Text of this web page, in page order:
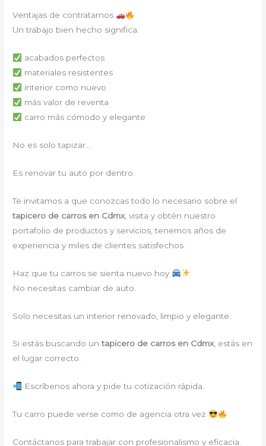
Ventajas de contratarnos
Un trabajo bien hecho significa:
acabados perfectos
materiales resistentes
interior como nuevo
más valor de reventa
carro más cómodo y elegante
No es solo tapizar…
Es renovar tu auto por dentro.
Te invitamos a que conozcas todo lo necesario sobre el
tapicero de carros en Cdmx, visita y obtén nuestro
portafolio de productos y servicios, tenemos años de
experiencia y miles de clientes satisfechos.
Haz que tu carros se sienta nuevo hoy
No necesitas cambiar de auto.
Solo necesitas un interior renovado, limpio y elegante.
Si estás buscando untapicero de carros en Cdmx, estás en
el lugar correcto.
Escríbenos ahora y pide tu cotización rápida.
Tu carro puede verse como de agencia otra vez
Contáctanos para trabajar con profesionalismo y eficacia.